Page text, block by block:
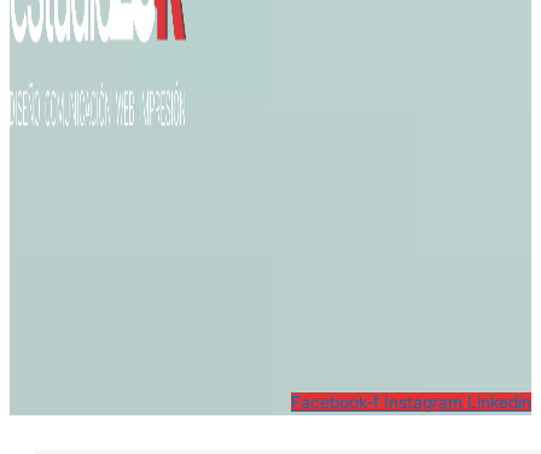
Facebook-f Instagram Linkedin